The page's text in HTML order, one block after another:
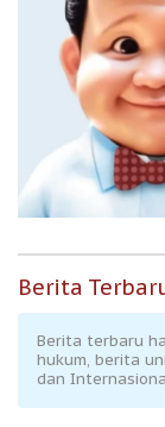
Berita
Berita terbaru
hukum, berita
dan